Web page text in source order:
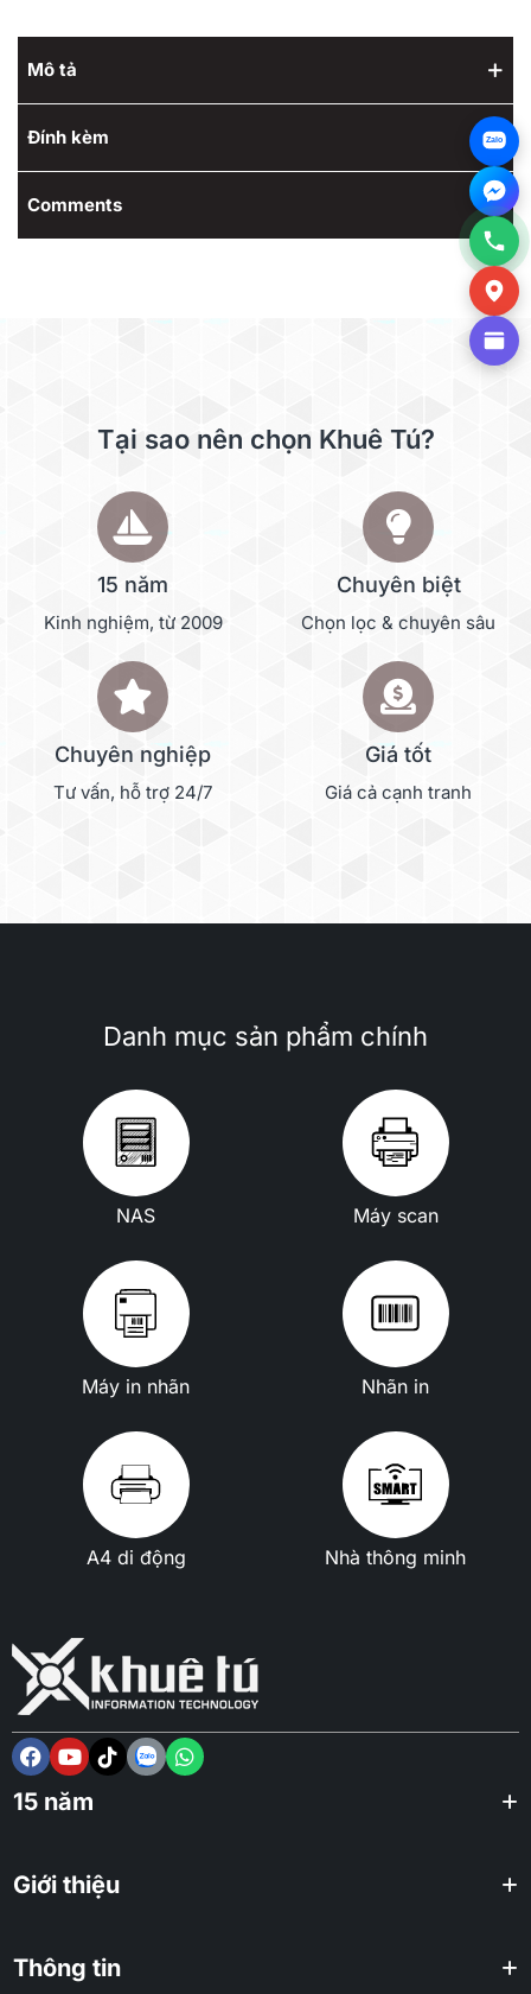
Mô tả
Đính kèm
Comments
Tại sao nên chọn Khuê Tú?
15 năm
Kinh nghiệm, từ 2009
Chuyên biệt
Chọn lọc & chuyên sâu
Chuyên nghiệp
Tư vấn, hỗ trợ 24/7
Giá tốt
Giá cả cạnh tranh
Danh mục sản phẩm chính
NAS Máy scan
Máy in nhãn Nhãn in
A4 di động Nhà thông minh
15 năm
Giới thiệu
Thông tin
Zalo